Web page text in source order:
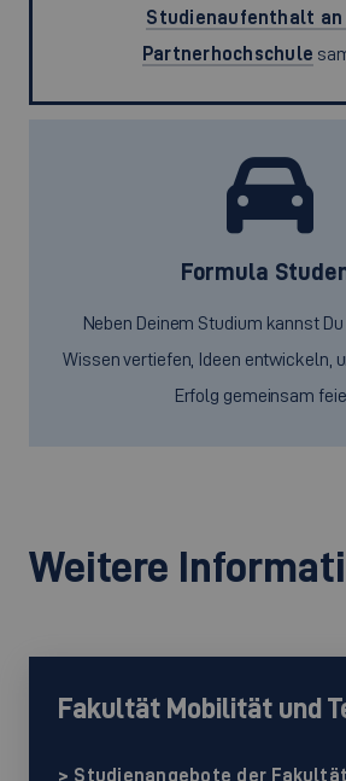
Studienaufenthalt an
Partnerhochschule
Formula
Neben Deinem Studium kannst Du
Wissen vertiefen, Ideen entwickeln,
Erfolg gemeinsam
Weitere
Fakultät Mobilität und
> Studienangebote der